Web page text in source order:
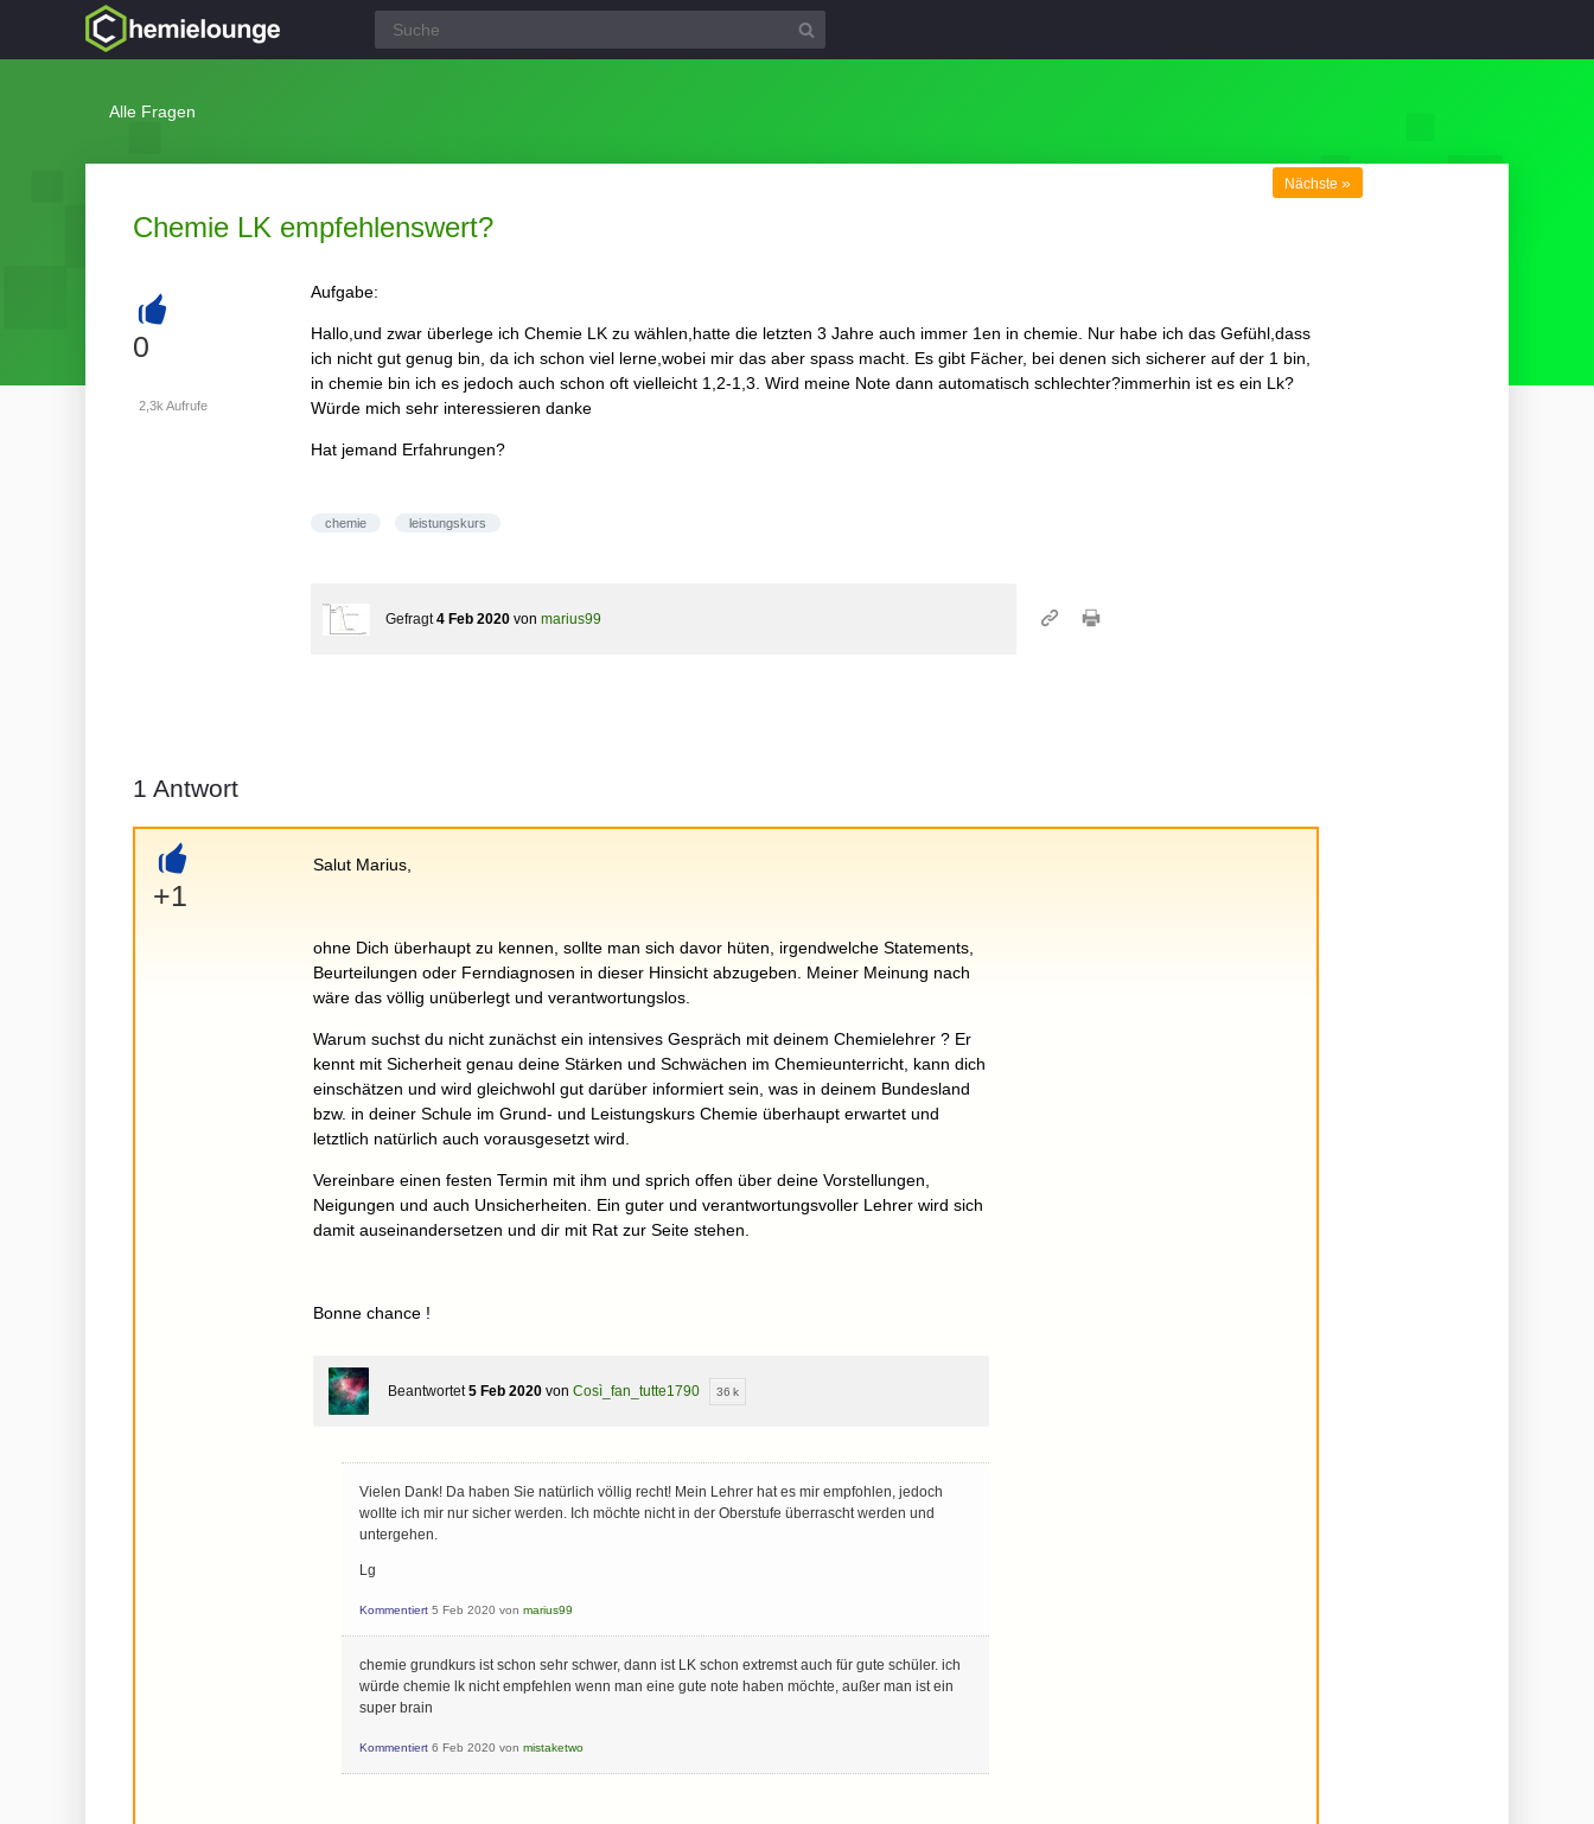
Alle Fragen
Chemie LK empfehlenswert?
Nächste »
+
0
2,3k Aufrufe
Aufgabe:
Hallo,und zwar überlege ich Chemie LK zu wählen,hatte die letzten 3 Jahre auch immer 1en in chemie. Nur habe ich das Gefühl,dass
ich nicht gut genug bin, da ich schon viel lerne,wobei mir das aber spass macht. Es gibt Fächer, bei denen sich sicherer auf der 1 bin,
in chemie bin ich es jedoch auch schon oft vielleicht 1,2-1,3. Wird meine Note dann automatisch schlechter?immerhin ist es ein Lk?
Würde mich sehr interessieren danke
Hat jemand Erfahrungen?
chemie leistungskurs
Gefragt 4 Feb 2020 von marius99
1 Antwort
+
+1
Salut Marius,
ohne Dich überhaupt zu kennen, sollte man sich davor hüten, irgendwelche Statements,
Beurteilungen oder Ferndiagnosen in dieser Hinsicht abzugeben. Meiner Meinung nach
wäre das völlig unüberlegt und verantwortungslos.
Warum suchst du nicht zunächst ein intensives Gespräch mit deinem Chemielehrer ? Er
kennt mit Sicherheit genau deine Stärken und Schwächen im Chemieunterricht, kann dich
einschätzen und wird gleichwohl gut darüber informiert sein, was in deinem Bundesland
bzw. in deiner Schule im Grund- und Leistungskurs Chemie überhaupt erwartet und
letztlich natürlich auch vorausgesetzt wird.
Vereinbare einen festen Termin mit ihm und sprich offen über deine Vorstellungen,
Neigungen und auch Unsicherheiten. Ein guter und verantwortungsvoller Lehrer wird sich
damit auseinandersetzen und dir mit Rat zur Seite stehen.
Bonne chance !
Beantwortet 5 Feb 2020 vonCosì_fan_tutte1790 36 k
Vielen Dank! Da haben Sie natürlich völlig recht! Mein Lehrer hat es mir empfohlen, jedoch
wollte ich mir nur sicher werden. Ich möchte nicht in der Oberstufe überrascht werden und
untergehen.
Lg
Kommentiert 5 Feb 2020 vonmarius99
chemie grundkurs ist schon sehr schwer, dann ist LK schon extremst auch für gute schüler. ich
würde chemie lk nicht empfehlen wenn man eine gute note haben möchte, außer man ist ein
super brain
Kommentiert 6 Feb 2020 vonmistaketwo